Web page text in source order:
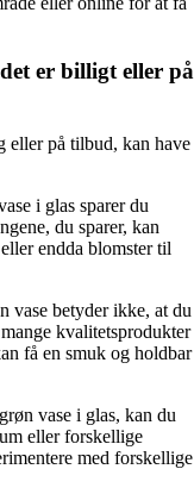
er billigt eller på
eller på tilbud, kan have
i glas sparer du
du sparer, kan
endda blomster til
vase betyder ikke, at du
kvalitetsprodukter
få en smuk og holdbar
vase i glas, kan du
eller forskellige
med forskellige